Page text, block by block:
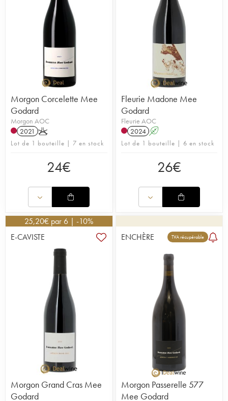
Morgon Corcelette Mee
Godard
Morgon AOC
2021 K
Lot de 1 bouteille | 7 en stock
24€
Fleurie Madone Mee
Godard
Fleurie AOC
2024 A
Lot de 1 bouteille | 6 en stock
26€
25,20€ par 6 | -10%
E-CAVISTE
Morgon Grand Cras Mee
Godard
ENCHÈRE TVA récupérable
Morgon Passerelle 577
Mee Godard